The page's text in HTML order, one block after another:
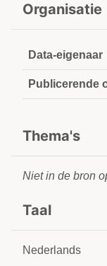
Organisatie
Data-eigenaar
Publicerende
Thema's
Niet in de bron
Taal
Nederlands